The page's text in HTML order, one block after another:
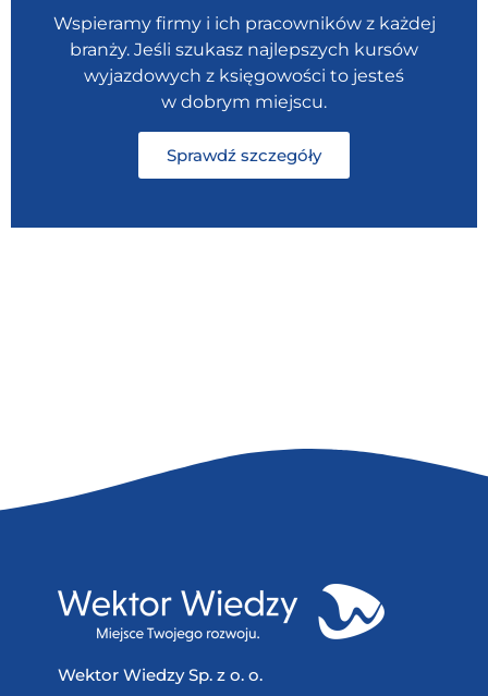
Wspieramy firmy i ich pracowników z każdej
branży. Jeśli szukasz najlepszych kursów
wyjazdowych z księgowości to jesteś
w dobrym miejscu.
Sprawdź szczegóły
Wektor Wiedzy Sp. z o. o.